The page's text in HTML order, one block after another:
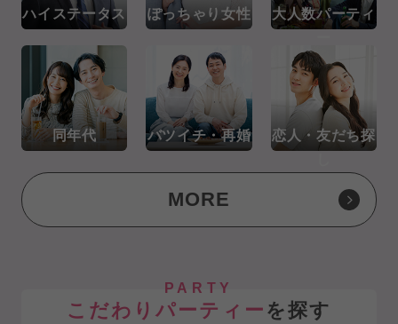
ハイステータス ぽっちゃり女性
大人数パーティ
同年代 バツイチ・再婚
恋人・友だち探
MORE
PARTY
こだわりパーティー を探す